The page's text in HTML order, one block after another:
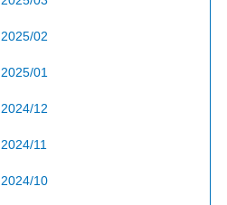
2025/02
2025/01
2024/12
2024/11
2024/10